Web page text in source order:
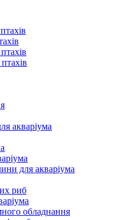
акваріума
для акваріума
риб
обладнання